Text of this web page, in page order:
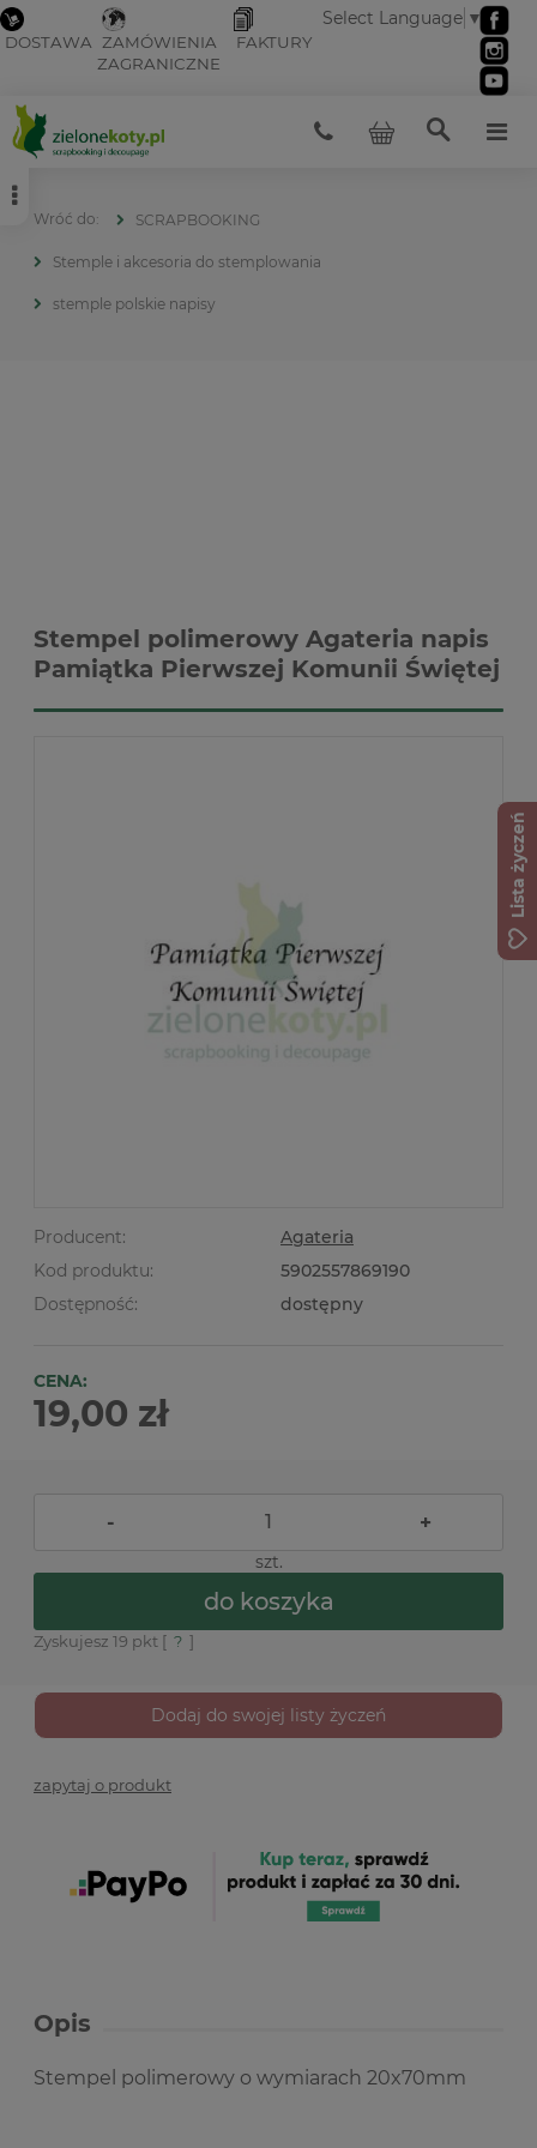
DOSTAWA ZAMÓWIENIA
ZAGRANICZNE
FAKTURY
Select Language ▼
SCRAPBOOKING
Stemple i akcesoria do stemplowania
stemple polskie napisy
Stempel polimerowy Agateria napis
Pamiątka Pierwszej Komunii Świętej
Producent:
Agateria
Kod produktu:
5902557869190
Dostępność:
dostępny
CENA:
19,00 zł
- +
szt.
do koszyka
Zyskujesz 19 pkt [ ? ]
Dodaj do swojej listy życzeń
zapytaj o produkt
Opis
Stempel polimerowy o wymiarach 20x70mm
Lista życzeń